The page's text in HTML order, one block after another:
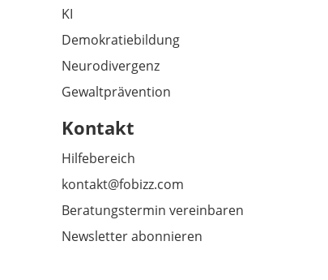
KI
Demokratiebildung
Neurodivergenz
Gewaltprävention
Kontakt
Hilfebereich
kontakt@fobizz.com
Beratungstermin vereinbaren
Newsletter abonnieren